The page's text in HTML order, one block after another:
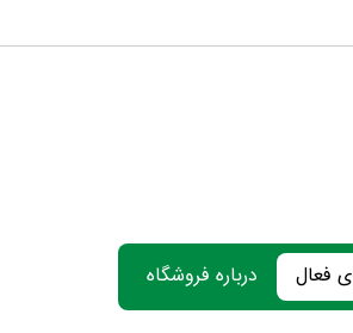
فعال درباره فروشگاه